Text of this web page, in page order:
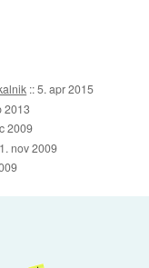
::5. apr 2015
2013
2009
nov 2009